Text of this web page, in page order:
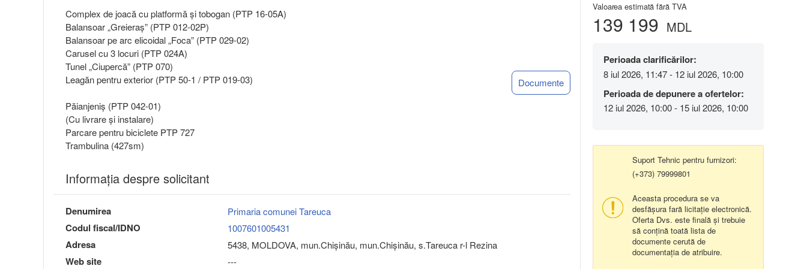
Valoarea estimată fără TVA
139 199 MDL
Perioada clarificărilor:
8 iul 2026, 11:47 - 12 iul 2026, 10:00
Perioada de depunere a ofertelor:
12 iul 2026, 10:00 - 15 iul 2026, 10:00
Suport Tehnic pentru furnizori:
(+373) 79999801
Aceasta procedura se va
desfășura fară licitație electronică.
Oferta Dvs. este finală și trebuie
să conțină toată lista de
documente cerută de
documentația de atribuire.
Complex de joacă cu platformă și tobogan (PTP 16-05A)
Balansoar „Greieraș” (PTP 012-02P)
Balansoar pe arc elicoidal „Foca” (PTP 029-02)
Carusel cu 3 locuri (PTP 024A)
Tunel „Ciupercă” (PTP 070)
Leagăn pentru exterior (PTP 50-1 / PTP 019-03)
Păianjeniș (PTP 042-01)
(Cu livrare și instalare)
Parcare pentru biciclete PTP 727
Trambulina (427sm)
Documente
Informaţia despre solicitant
Denumirea Primaria comunei Tareuca
Codul fiscal/IDNO 1007601005431
Adresa 5438, MOLDOVA, mun.Chişinău, mun.Chişinău, s.Tareuca r-l Rezina
Web site ---